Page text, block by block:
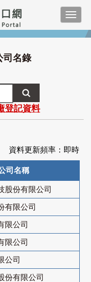
司名錄
登記資料
資料更新頻率：即時
司名稱
股份有限公司
有限公司
限公司
限公司
公司
份有限公司